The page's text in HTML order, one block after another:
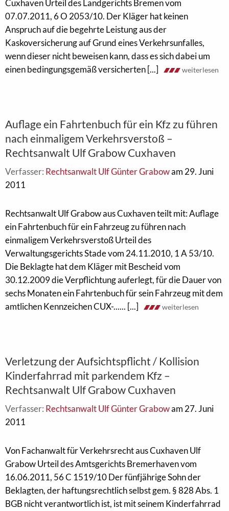
Cuxhaven Urteil des Landgerichts Bremen vom
07.07.2011, 6 O 2053/10. Der Kläger hat keinen
Anspruch auf die begehrte Leistung aus der
Kaskoversicherung auf Grund eines Verkehrsunfalles,
wenn dieser nicht beweisen kann, dass es sich dabei um
einen bedingungsgemäß versicherten [...]
weiterlesen
Auflage ein Fahrtenbuch für ein Kfz zu führen
nach einmaligem Verkehrsverstoß –
Rechtsanwalt Ulf Grabow Cuxhaven
Verfasser: Rechtsanwalt Ulf Günter Grabowam 29. Juni
2011
Rechtsanwalt Ulf Grabow aus Cuxhaven teilt mit: Auflage
ein Fahrtenbuch für ein Fahrzeug zu führen nach
einmaligem Verkehrsverstoß Urteil des
Verwaltungsgerichts Stade vom 24.11.2010, 1 A 53/10.
Die Beklagte hat dem Kläger mit Bescheid vom
30.12.2009 die Verpflichtung auferlegt, für die Dauer von
sechs Monaten ein Fahrtenbuch für sein Fahrzeug mit dem
amtlichen Kennzeichen CUX-...... [...]
weiterlesen
Verletzung der Aufsichtspflicht / Kollision
Kinderfahrrad mit parkendem Kfz –
Rechtsanwalt Ulf Grabow Cuxhaven
Verfasser: Rechtsanwalt Ulf Günter Grabowam 27. Juni
2011
Von Fachanwalt für Verkehrsrecht aus Cuxhaven Ulf
Grabow Urteil des Amtsgerichts Bremerhaven vom
16.06.2011, 56 C 1519/10 Der fünfjährige Sohn der
Beklagten, der haftungsrechtlich selbst gem. § 828 Abs. 1
BGB nicht verantwortlich ist, ist mit seinem Kinderfahrrad